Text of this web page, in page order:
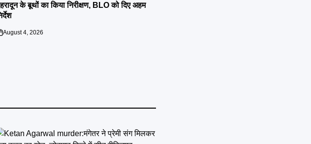
के बूथों का किया निरीक्षण, BLO को दिए अहम
August 4, 2026